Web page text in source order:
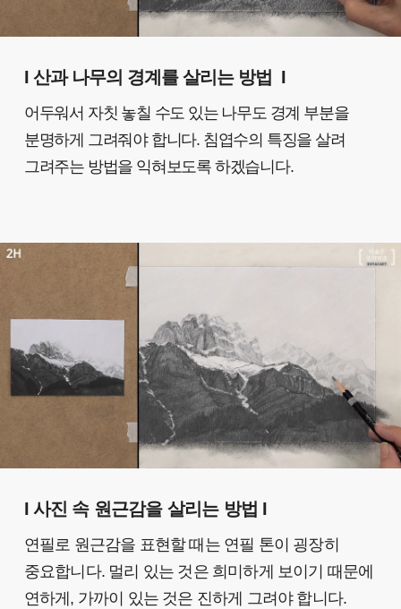
I 산과 나무의 경계를 살리는 방법 I
어두워서 자칫 놓칠 수도 있는 나무도 경계 부분을
분명하게 그려줘야 합니다. 침엽수의 특징을 살려
그려주는 방법을 익혀보도록 하겠습니다.
I 사진 속 원근감을 살리는 방법 I
연필로 원근감을 표현할 때는 연필 톤이 굉장히
중요합니다. 멀리 있는 것은 희미하게 보이기 때문에
연하게, 가까이 있는 것은 진하게 그려야 합니다.